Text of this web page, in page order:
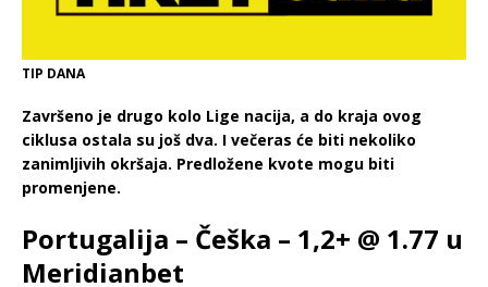
TIP DANA
Završeno je drugo kolo Lige nacija, a do kraja ovog
ciklusa ostala su još dva. I večeras će biti nekoliko
zanimljivih okršaja. Predložene kvote mogu biti
promenjene.
Portugalija – Češka – 1,2+ @ 1.77 u
Meridianbet